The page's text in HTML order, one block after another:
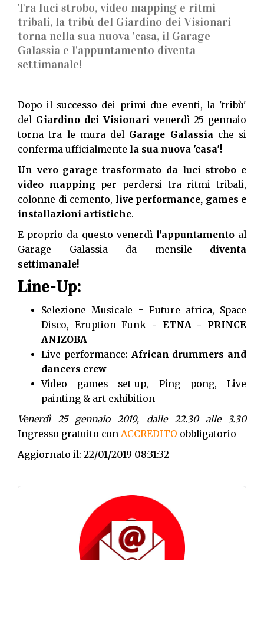
Tra luci strobo, video mapping e ritmi
tribali, la tribù del Giardino dei Visionari
torna nella sua nuova 'casa, il Garage
Galassia e l'appuntamento diventa
settimanale!
Dopo il successo dei primi due eventi, la 'tribù'
delGiardino dei Visionari venerdì 25 gennaio
torna tra le mura del Garage Galassiache si
conferma ufficialmente la sua nuova 'casa'!
Un vero garage trasformato da luci strobo e
video mapping per perdersi tra ritmi tribali,
colonne di cemento, live performance, games e
installazioni artistiche.
E proprio da questo venerdì l'appuntamentoal
Garage Galassia da mensile diventa
settimanale!
Line-Up:
Selezione Musicale = Future africa, Space
Disco, Eruption Funk - ETNA - PRINCE
ANIZOBA
Live performance: African drummers and
dancers crew
Video games set-up, Ping pong, Live
painting & art exhibition
Venerdì 25 gennaio 2019, dalle 22.30 alle 3.30
Ingresso gratuito con ACCREDITO obbligatorio
Aggiornato il: 22/01/2019 08:31:32